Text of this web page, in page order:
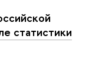
статистики